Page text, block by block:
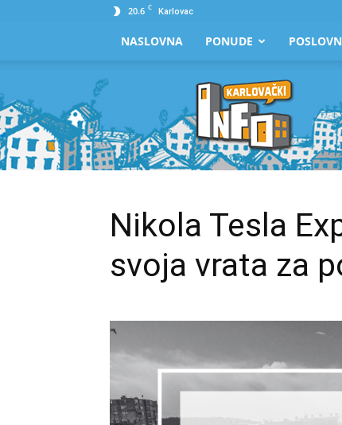
20.6 C Karlovac
NASLOVNA PONUDE
Karlovački
Nikola Tesla
svoja vrata za